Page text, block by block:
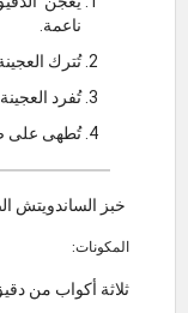
ناعمة.
تُترك العجينة
تُفرد
تُطهى على
خبز الساندويتش
المكونات:
ثلاثة أكواب من